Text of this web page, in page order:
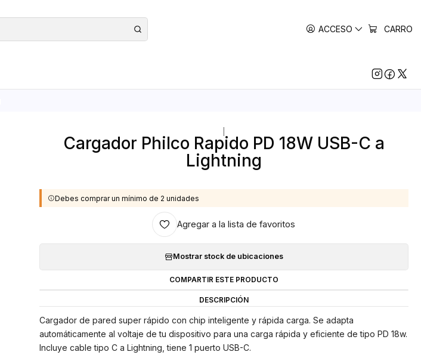
ACCESO CARRO
Cargador Philco Rapido PD 18W USB-C a
Lightning
Debes comprar un mínimo de 2 unidades
Agregar a la lista de favoritos
Mostrar stock de ubicaciones
COMPARTIR ESTE PRODUCTO
DESCRIPCIÓN
Cargador de pared super rápido con chip inteligente y rápida carga. Se adapta
automáticamente al voltaje de tu dispositivo para una carga rápida y eficiente de tipo PD 18w.
Incluye cable tipo C a Lightning, tiene 1 puerto USB-C.